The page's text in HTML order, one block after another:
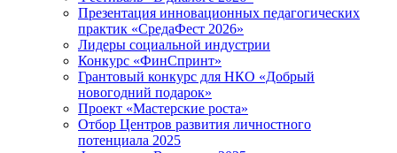
Презентация инновационных педагогических
практик «СредаФест 2026»
Лидеры социальной индустрии
Конкурс «ФинСпринт»
Грантовый конкурс для НКО «Добрый
новогодний подарок»
Проект «Мастерские роста»
Отбор Центров развития личностного
потенциала 2025